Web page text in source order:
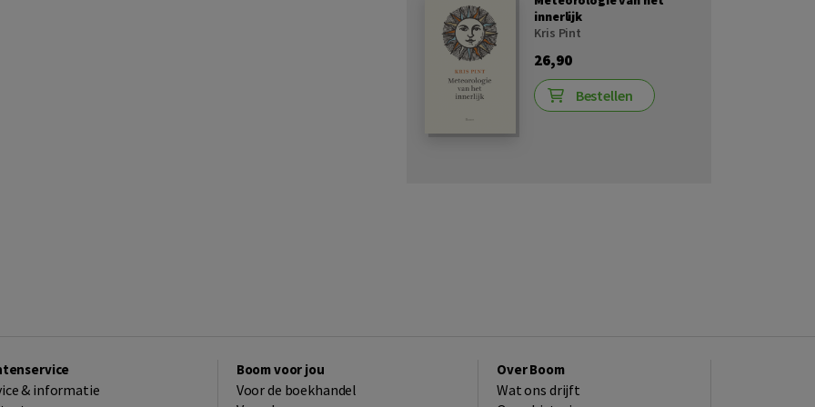
innerlijk
Kris Pint
26,90
Bestellen
& informatie
Boom voor jou
Voor de boekhandel
Over Boom
Wat ons drijft